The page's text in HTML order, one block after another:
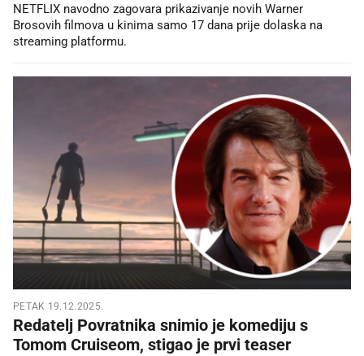
NETFLIX navodno zagovara prikazivanje novih Warner
Brosovih filmova u kinima samo 17 dana prije dolaska na
streaming platformu.
PETAK 19.12.2025.
Redatelj Povratnika snimio je komediju s
Tomom Cruiseom, stigao je prvi teaser